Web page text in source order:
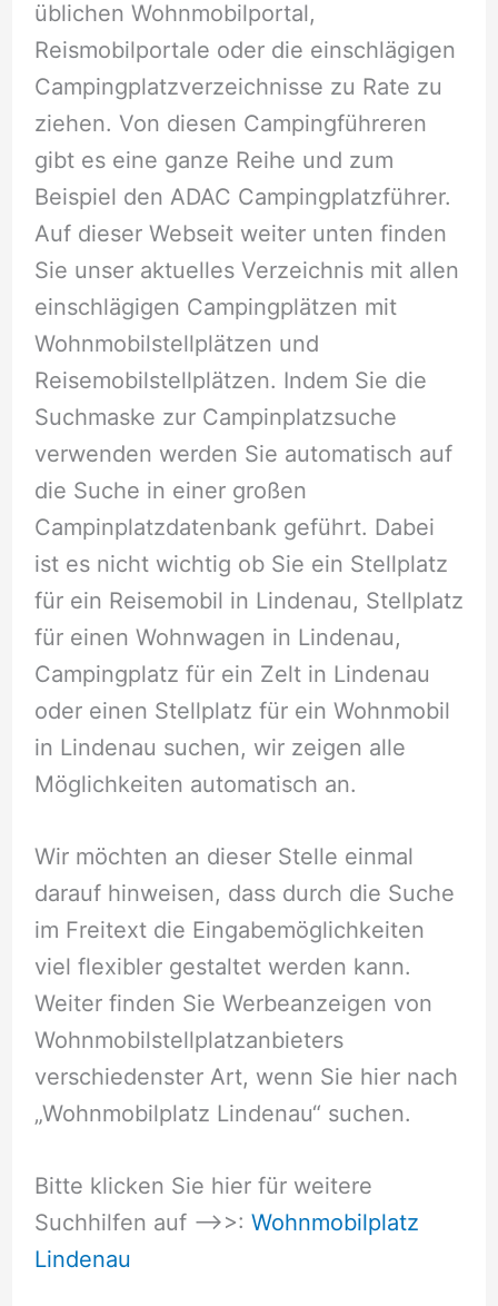
üblichen Wohnmobilportal,
Reismobilportale oder die einschlägigen
Campingplatzverzeichnisse zu Rate zu
ziehen. Von diesen Campingführeren
gibt es eine ganze Reihe und zum
Beispiel den ADAC Campingplatzführer.
Auf dieser Webseit weiter unten finden
Sie unser aktuelles Verzeichnis mit allen
einschlägigen Campingplätzen mit
Wohnmobilstellplätzen und
Reisemobilstellplätzen. Indem Sie die
Suchmaske zur Campinplatzsuche
verwenden werden Sie automatisch auf
die Suche in einer großen
Campinplatzdatenbank geführt. Dabei
ist es nicht wichtig ob Sie ein Stellplatz
für ein Reisemobil in Lindenau, Stellplatz
für einen Wohnwagen in Lindenau,
Campingplatz für ein Zelt in Lindenau
oder einen Stellplatz für ein Wohnmobil
in Lindenau suchen, wir zeigen alle
Möglichkeiten automatisch an.
Wir möchten an dieser Stelle einmal
darauf hinweisen, dass durch die Suche
im Freitext die Eingabemöglichkeiten
viel flexibler gestaltet werden kann.
Weiter finden Sie Werbeanzeigen von
Wohnmobilstellplatzanbieters
verschiedenster Art, wenn Sie hier nach
„Wohnmobilplatz Lindenau“ suchen.
Bitte klicken Sie hier für weitere
Suchhilfen auf –>>: Wohnmobilplatz
Lindenau